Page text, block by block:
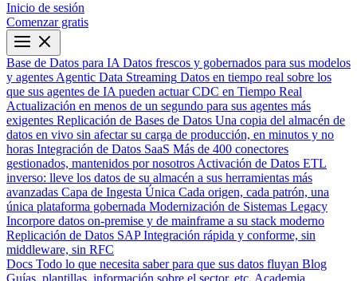
Inicio de sesión
Comenzar gratis
Base de Datos para IA Datos frescos y gobernados para sus modelos
y agentes Agentic Data Streaming Datos en tiempo real sobre los
que sus agentes de IA pueden actuar CDC en Tiempo Real
Actualización en menos de un segundo para sus agentes más
exigentes Replicación de Bases de Datos Una copia del almacén de
datos en vivo sin afectar su carga de producción, en minutos y no
horas Integración de Datos SaaS Más de 400 conectores
gestionados, mantenidos por nosotros Activación de Datos ETL
inverso: lleve los datos de su almacén a sus herramientas más
avanzadas Capa de Ingesta Única Cada origen, cada patrón, una
única plataforma gobernada Modernización de Sistemas Legacy
Incorpore datos on-premise y de mainframe a su stack moderno
Replicación de Datos SAP Integración rápida y conforme, sin
middleware, sin RFC
Docs Todo lo que necesita saber para que sus datos fluyan Blog
Guías, plantillas, información sobre el sector, etc. Academia